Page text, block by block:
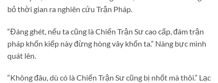
bỏ thời gian ra nghiên cứu Trận Pháp.
“Đáng ghét, nếu ta cũng là Chiến Trận Sư cao cấp, đám trận
pháp khốn kiếp này đừng hòng vây khốn ta.” Nàng bực mình
quát lên.
“Không đâu, dù có là Chiến Trận Sư cũng bị nhốt mà thôi.” Lạc